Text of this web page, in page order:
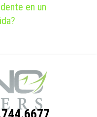
en un